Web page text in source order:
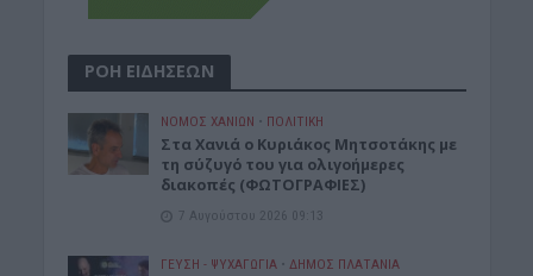
ΡΟΗ ΕΙΔΗΣΕΩΝ
ΝΟΜΌΣ ΧΑΝΊΩΝ • ΠΟΛΙΤΙΚΗ
Στα Χανιά ο Κυριάκος Μητσοτάκης με
τη σύζυγό του για ολιγοήμερες
διακοπές (ΦΩΤΟΓΡΑΦΙΕΣ)
7 Αυγούστου 2026 09:13
ΓΕΎΣΗ - ΨΥΧΑΓΩΓΊΑ • ΔΉΜΟΣ ΠΛΑΤΑΝΙΆ